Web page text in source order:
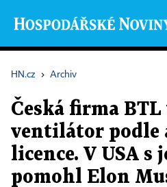
HN.cz › Archiv
Česká firma
ventilátor podle
licence. V USA s
pomohl Elon